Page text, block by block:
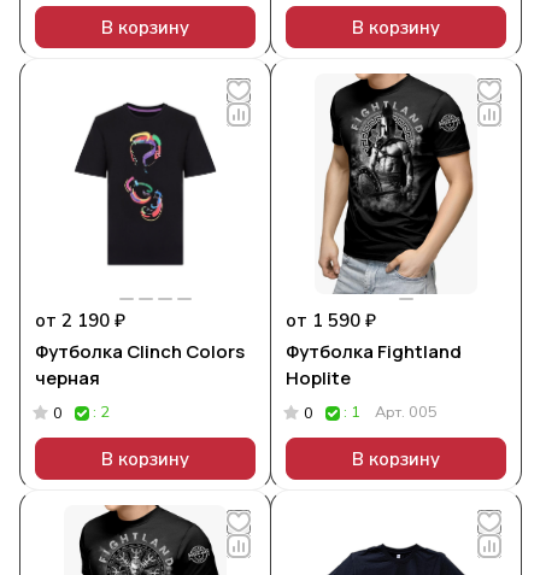
В корзину В корзину
от 2 190 ₽
Футболка Clinch Colors
черная
0 : 2
В корзину
от 1 590 ₽
Футболка Fightland
Hoplite
0 : 1 Арт. 005
В корзину